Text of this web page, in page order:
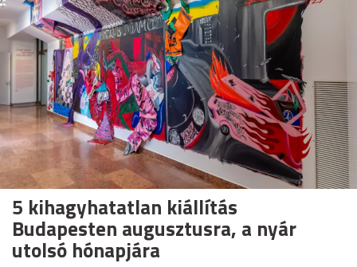
5 kihagyhatatlan kiállítás
Budapesten augusztusra, a nyár
utolsó hónapjára